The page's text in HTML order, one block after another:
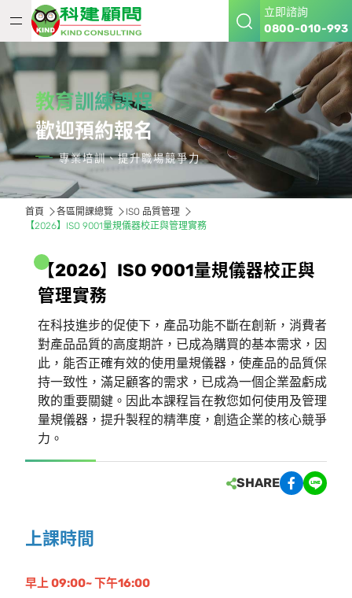
立即諮詢
0800-010-993
教育訓練課程
歡迎預約報名
專業培訓、提升職場競爭力
首頁 各區開課總覽
ISO 品質管理
【2026】ISO 9001量規儀器校正與管理實務
【2026】 ISO 9001量規儀器校正與
管理實務
在科技進步的促使下，產品功能不斷在創新，消費者
對產品品質的高度期許，已成為購買的基本需求，因
此，能否正確有效的使用量規儀器，使產品的品質保
持一致性，滿足顧客的需求，已成為一個企業盈虧成
敗的重要關鍵。因此本課程旨在教您如何使用及管理
量規儀器，提升製程的精準度，創造企業的核心競爭
力。
SHARE
上課時間
早上 09:00~ 下午16:00